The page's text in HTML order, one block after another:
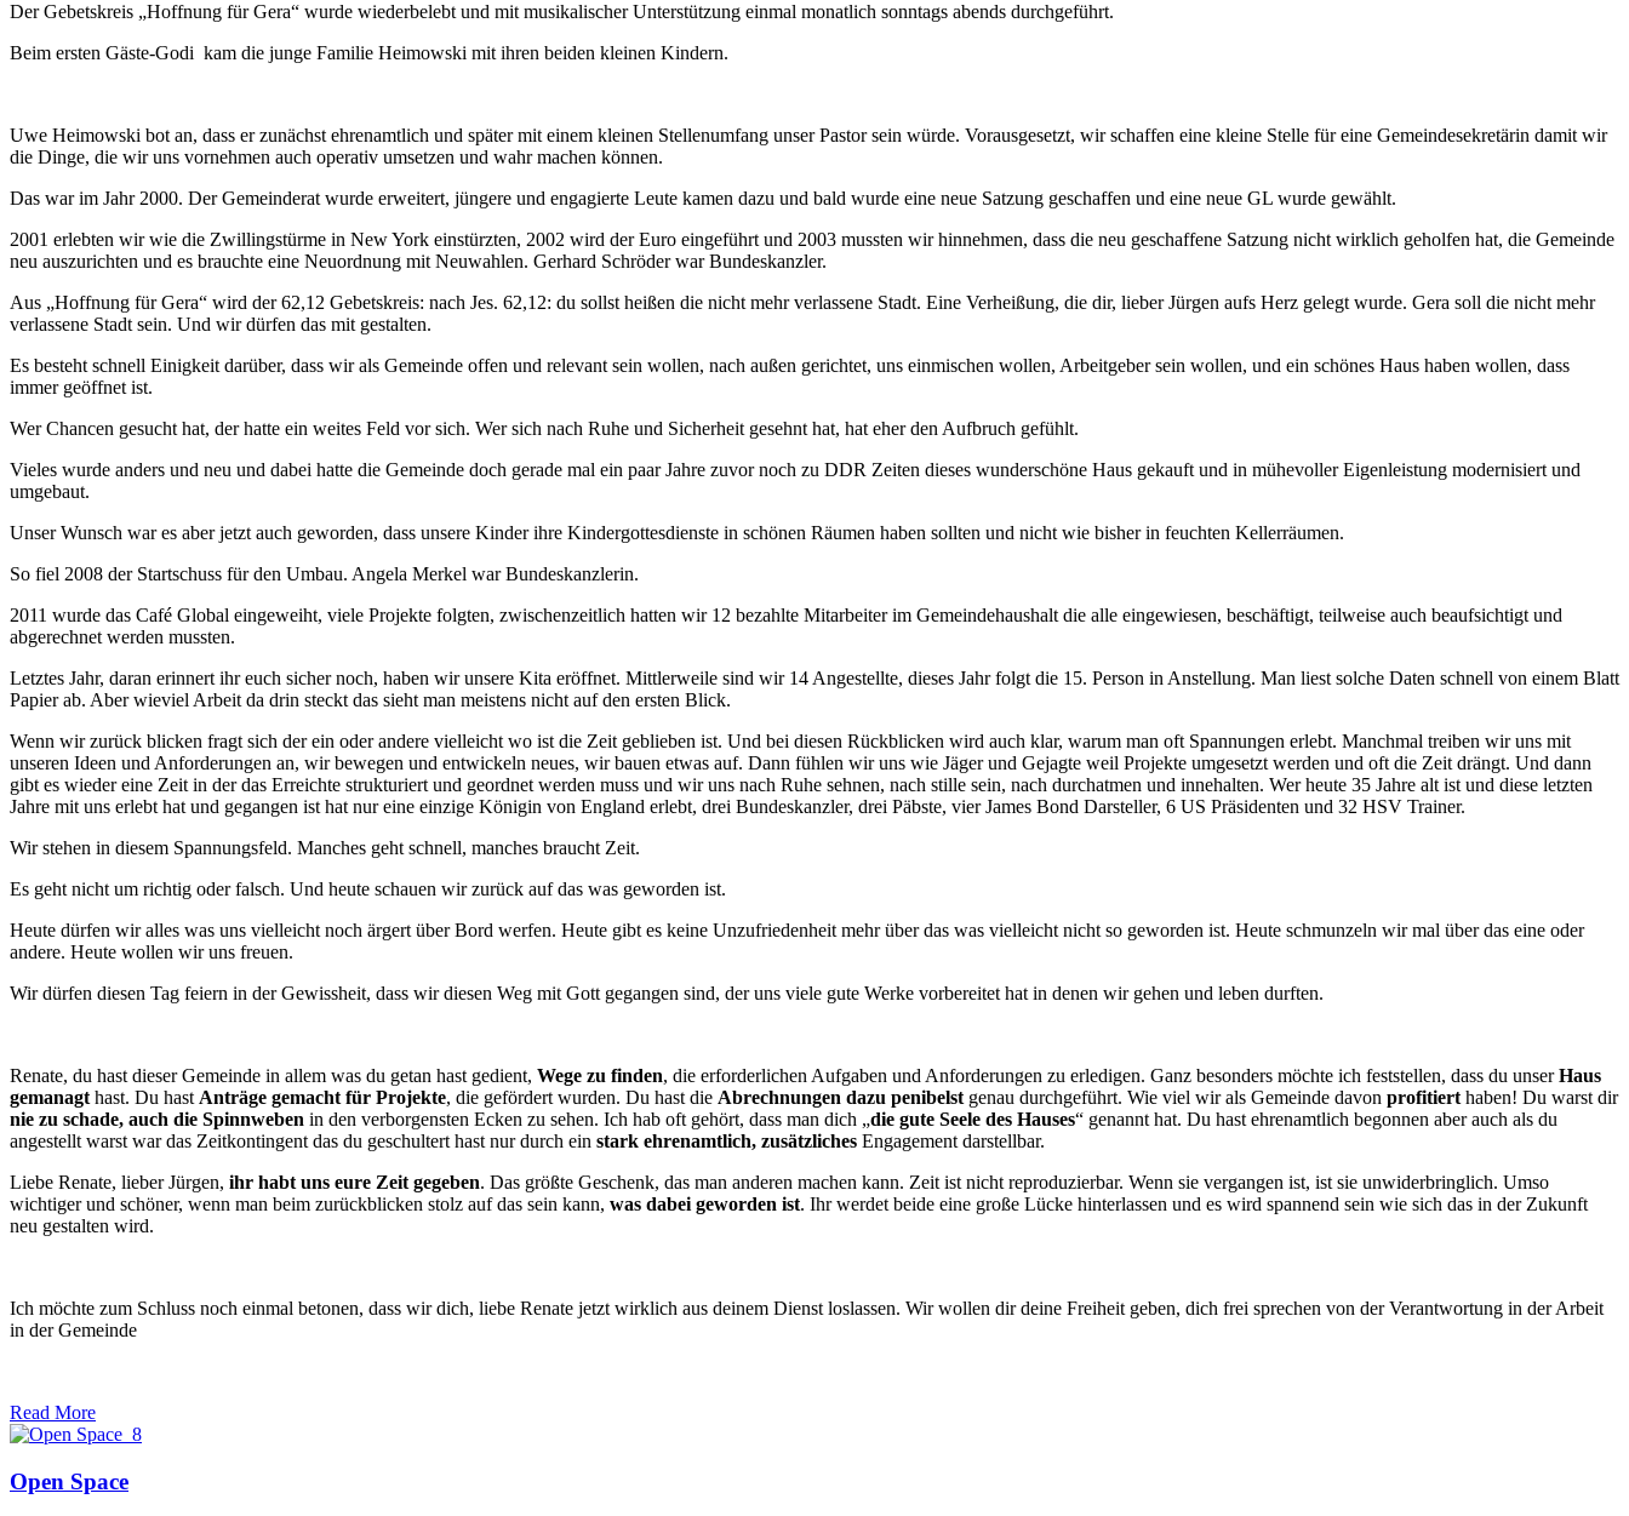
Der Gebetskreis „Hoffnung für Gera“ wurde wiederbelebt und mit musikalischer Unterstützung einmal monatlich sonntags abends durchgeführt.
Beim ersten Gäste-Godi kam die junge Familie Heimowski mit ihren beiden kleinen Kindern.
Uwe Heimowski bot an, dass er zunächst ehrenamtlich und später mit einem kleinen Stellenumfang unser Pastor sein würde. Vorausgesetzt, wir schaffen eine kleine Stelle für eine Gemeindesekretärin damit wir
die Dinge, die wir uns vornehmen auch operativ umsetzen und wahr machen können.
Das war im Jahr 2000. Der Gemeinderat wurde erweitert, jüngere und engagierte Leute kamen dazu und bald wurde eine neue Satzung geschaffen und eine neue GL wurde gewählt.
2001 erlebten wir wie die Zwillingstürme in New York einstürzten, 2002 wird der Euro eingeführt und 2003 mussten wir hinnehmen, dass die neu geschaffene Satzung nicht wirklich geholfen hat, die Gemeinde
neu auszurichten und es brauchte eine Neuordnung mit Neuwahlen. Gerhard Schröder war Bundeskanzler.
Aus „Hoffnung für Gera“ wird der 62,12 Gebetskreis: nach Jes. 62,12: du sollst heißen die nicht mehr verlassene Stadt. Eine Verheißung, die dir, lieber Jürgen aufs Herz gelegt wurde. Gera soll die nicht mehr
verlassene Stadt sein. Und wir dürfen das mit gestalten.
Es besteht schnell Einigkeit darüber, dass wir als Gemeinde offen und relevant sein wollen, nach außen gerichtet, uns einmischen wollen, Arbeitgeber sein wollen, und ein schönes Haus haben wollen, dass
immer geöffnet ist.
Wer Chancen gesucht hat, der hatte ein weites Feld vor sich. Wer sich nach Ruhe und Sicherheit gesehnt hat, hat eher den Aufbruch gefühlt.
Vieles wurde anders und neu und dabei hatte die Gemeinde doch gerade mal ein paar Jahre zuvor noch zu DDR Zeiten dieses wunderschöne Haus gekauft und in mühevoller Eigenleistung modernisiert und
umgebaut.
Unser Wunsch war es aber jetzt auch geworden, dass unsere Kinder ihre Kindergottesdienste in schönen Räumen haben sollten und nicht wie bisher in feuchten Kellerräumen.
So fiel 2008 der Startschuss für den Umbau. Angela Merkel war Bundeskanzlerin.
2011 wurde das Café Global eingeweiht, viele Projekte folgten, zwischenzeitlich hatten wir 12 bezahlte Mitarbeiter im Gemeindehaushalt die alle eingewiesen, beschäftigt, teilweise auch beaufsichtigt und
abgerechnet werden mussten.
Letztes Jahr, daran erinnert ihr euch sicher noch, haben wir unsere Kita eröffnet. Mittlerweile sind wir 14 Angestellte, dieses Jahr folgt die 15. Person in Anstellung. Man liest solche Daten schnell von einem Blatt
Papier ab. Aber wieviel Arbeit da drin steckt das sieht man meistens nicht auf den ersten Blick.
Wenn wir zurück blicken fragt sich der ein oder andere vielleicht wo ist die Zeit geblieben ist. Und bei diesen Rückblicken wird auch klar, warum man oft Spannungen erlebt. Manchmal treiben wir uns mit
unseren Ideen und Anforderungen an, wir bewegen und entwickeln neues, wir bauen etwas auf. Dann fühlen wir uns wie Jäger und Gejagte weil Projekte umgesetzt werden und oft die Zeit drängt. Und dann
gibt es wieder eine Zeit in der das Erreichte strukturiert und geordnet werden muss und wir uns nach Ruhe sehnen, nach stille sein, nach durchatmen und innehalten. Wer heute 35 Jahre alt ist und diese letzten
Jahre mit uns erlebt hat und gegangen ist hat nur eine einzige Königin von England erlebt, drei Bundeskanzler, drei Päbste, vier James Bond Darsteller, 6 US Präsidenten und 32 HSV Trainer.
Wir stehen in diesem Spannungsfeld. Manches geht schnell, manches braucht Zeit.
Es geht nicht um richtig oder falsch. Und heute schauen wir zurück auf das was geworden ist.
Heute dürfen wir alles was uns vielleicht noch ärgert über Bord werfen. Heute gibt es keine Unzufriedenheit mehr über das was vielleicht nicht so geworden ist. Heute schmunzeln wir mal über das eine oder
andere. Heute wollen wir uns freuen.
Wir dürfen diesen Tag feiern in der Gewissheit, dass wir diesen Weg mit Gott gegangen sind, der uns viele gute Werke vorbereitet hat in denen wir gehen und leben durften.
Renate, du hast dieser Gemeinde in allem was du getan hast gedient, Wege zu finden, die erforderlichen Aufgaben und Anforderungen zu erledigen. Ganz besonders möchte ich feststellen, dass du unserHaus
gemanagt hast. Du hast Anträge gemacht für Projekte, die gefördert wurden. Du hast die Abrechnungen dazu penibelst genau durchgeführt. Wie viel wir als Gemeinde davon profitiert haben! Du warst dir
nie zu schade, auch die Spinnweben in den verborgensten Ecken zu sehen. Ich hab oft gehört, dass man dich „die gute Seele des Hauses“ genannt hat. Du hast ehrenamtlich begonnen aber auch als du
angestellt warst war das Zeitkontingent das du geschultert hast nur durch ein stark ehrenamtlich, zusätzliches Engagement darstellbar.
Liebe Renate, lieber Jürgen, ihr habt uns eure Zeit gegeben. Das größte Geschenk, das man anderen machen kann. Zeit ist nicht reproduzierbar. Wenn sie vergangen ist, ist sie unwiderbringlich. Umso
wichtiger und schöner, wenn man beim zurückblicken stolz auf das sein kann, was dabei geworden ist. Ihr werdet beide eine große Lücke hinterlassen und es wird spannend sein wie sich das in der Zukunft
neu gestalten wird.
Ich möchte zum Schluss noch einmal betonen, dass wir dich, liebe Renate jetzt wirklich aus deinem Dienst loslassen. Wir wollen dir deine Freiheit geben, dich frei sprechen von der Verantwortung in der Arbeit
in der Gemeinde
Read More
Open Space